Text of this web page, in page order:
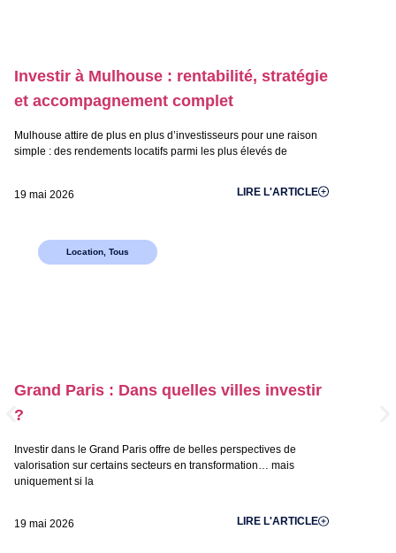
Investir à Mulhouse : rentabilité, stratégie
et accompagnement complet
Mulhouse attire de plus en plus d’investisseurs pour une raison
simple : des rendements locatifs parmi les plus élevés de
19 mai 2026 LIRE L'ARTICLE
Location, Tous
Grand Paris : Dans quelles villes investir
?
Investir dans le Grand Paris offre de belles perspectives de
valorisation sur certains secteurs en transformation… mais
uniquement si la
19 mai 2026 LIRE L'ARTICLE